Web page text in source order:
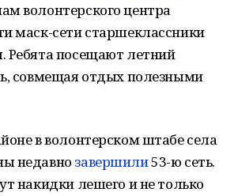
волонтерского центра
маск-сети старшеклассники
посещают летний
совмещая отдых полезными
в волонтерском штабе села
недавно завершили53-ю сеть.
накидки лешего и не только